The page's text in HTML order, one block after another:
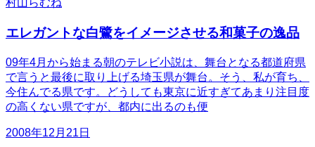
村山らむね
エレガントな白鷺をイメージさせる和菓子の逸品
09年4月から始まる朝のテレビ小説は、舞台となる都道府県
で言うと最後に取り上げる埼玉県が舞台。そう、私が育ち、
今住んでる県です。どうしても東京に近すぎてあまり注目度
の高くない県ですが、都内に出るのも便
2008年12月21日